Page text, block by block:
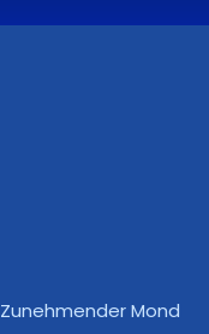
Zunehmender Mond